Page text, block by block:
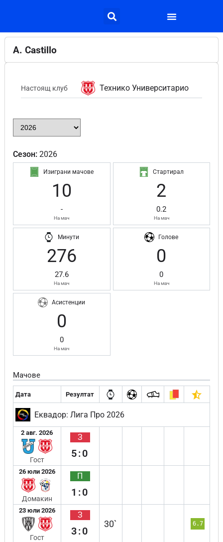
A. Castillo
Настоящ клуб Технико Университарио
Сезон: 2026
Изиграни мачове
10
-
На мач
Стартирал
2
0.2
На мач
Минути
276
27.6
На мач
Голове
0
0
На мач
Асистенции
0
0
На мач
Мачове
Дата Резултат
Еквадор: Лига Про 2026
2 авг. 2026
Гост
З
5:0
26 юли 2026
Домакин
П
1:0
23 юли 2026
Гост
З
3:0
30` 6.7